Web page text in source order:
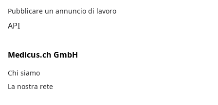
Pubblicare un annuncio di lavoro
API
Medicus.ch GmbH
Chi siamo
La nostra rete